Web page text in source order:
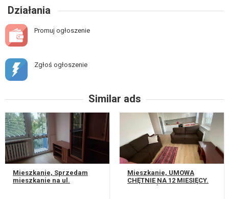
Działania
Promuj ogłoszenie
Zgłoś ogłoszenie
Similar ads
Mieszkanie, Sprzedam
mieszkanie na ul.
Mieszkanie, UMOWA
CHĘTNIE NA 12 MIESIĘCY.